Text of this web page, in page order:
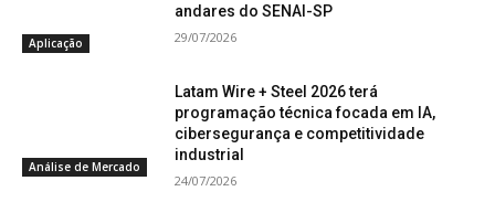
Aplicação
andares do SENAI-SP
29/07/2026
Análise de Mercado
Latam Wire + Steel 2026 terá
programação técnica focada em IA,
cibersegurança e competitividade
industrial
24/07/2026